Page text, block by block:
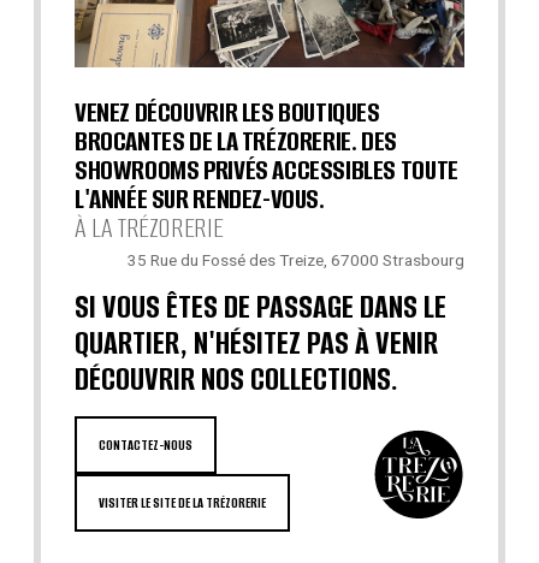
VENEZ DÉCOUVRIR LES BOUTIQUES
BROCANTES DE LA TRÉZORERIE. DES
SHOWROOMS PRIVÉS ACCESSIBLES TOUTE
L'ANNÉE SUR RENDEZ-VOUS.
À LA TRÉZORERIE
35 Rue du Fossé des Treize, 67000 Strasbourg
SI VOUS ÊTES DE PASSAGE DANS LE
QUARTIER, N'HÉSITEZ PAS À VENIR
DÉCOUVRIR NOS COLLECTIONS.
CONTACTEZ-NOUS
VISITER LE SITE DE LA TRÉZORERIE